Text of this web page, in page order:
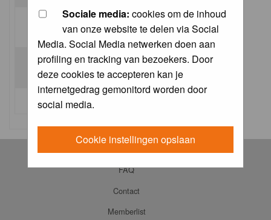
Sociale media: cookies om de inhoud
van onze website te delen via Social
Media. Social Media netwerken doen aan
profiling en tracking van bezoekers. Door
deze cookies te accepteren kan je
internetgedrag gemonitord worden door
social media.
Cookie instellingen opslaan
Log me on automatically each visit:
I forgot my password
FAQ
Contact
Memberlist